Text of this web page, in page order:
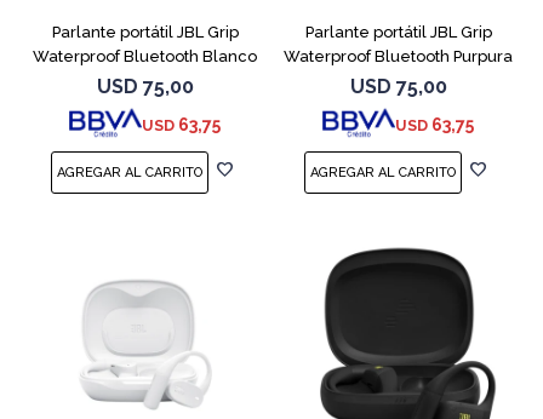
Parlante portátil JBL Grip
Waterproof Bluetooth Blanco
USD 75,00
USD 63,75
Parlante portátil JBL Grip
Waterproof Bluetooth Purpura
USD 75,00
USD 63,75